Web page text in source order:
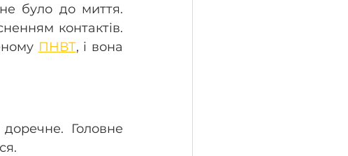
було до миття.
контактів.
ПНВТ, і вона
Головне